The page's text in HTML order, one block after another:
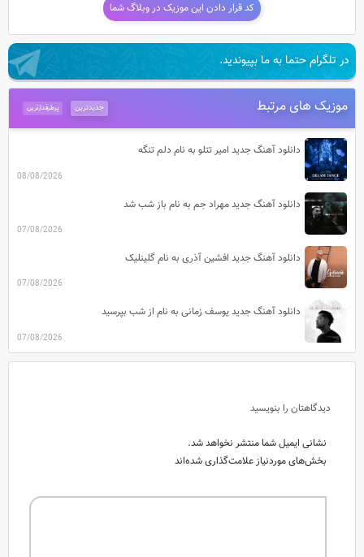
کد قرار دادن این موزیک در وبلاگ شما
در تلگرام حتما به ما بپیوندید.
موزیک های مرتبط پرطرفدارترین جدیدترین
دانلود آهنگ جدید امیر تتلو به نام دلم تنگه
08/08/2026
دانلود آهنگ جدید مهراد جم به نام باز شب شد
07/08/2026
دانلود آهنگ جدید افشین آذری به نام گلینلیک
07/08/2026
دانلود آهنگ جدید یوسف زمانی به نام از شب بپرسید
07/08/2026
دیدگاهتان را بنویسید
نشانی ایمیل شما منتشر نخواهد شد.
بخش‌های موردنیاز علامت‌گذاری شده‌اند